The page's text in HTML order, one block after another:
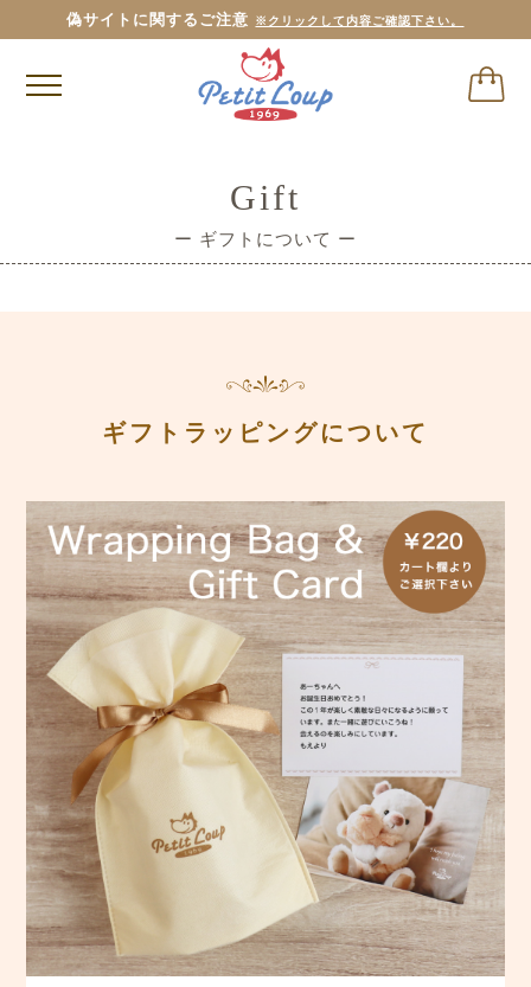
偽サイトに関するご注意 ※クリックして内容ご確認下さい。
Gift
ー ギフトについて ー
ギフトラッピングについて